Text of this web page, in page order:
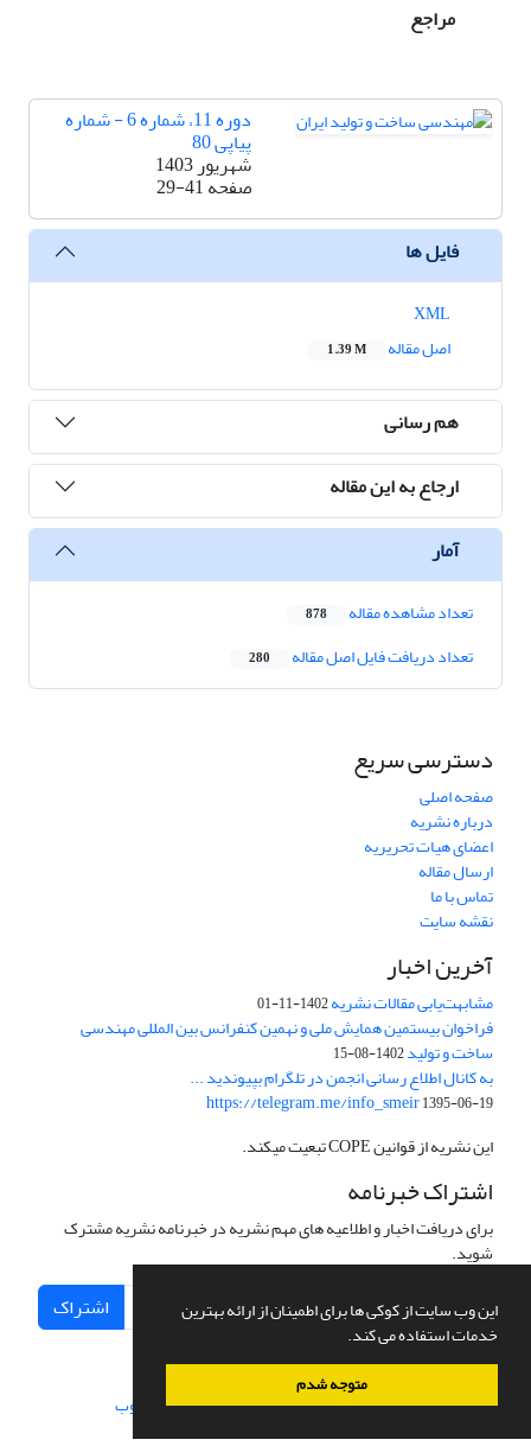
این وب سایت از کوکی ها برای اطمینان از ارائه بهترین
خدمات استفاده می کند.
متوجه شدم
مراجع
دوره 11، شماره 6 - شماره
پیاپی 80
شهریور 1403
صفحه29-41
فایل ها
اصل مقاله
1.39 M
هم رسانی
ارجاع به این مقاله
آمار
تعداد مشاهده مقاله 878
تعداد دریافت فایل اصل مقاله 280
دسترسی سریع
صفحه اصلی
درباره نشریه
اعضای هیات تحریریه
ارسال مقاله
تماس با ما
نقشه سایت
آخرین اخبار
مشابهت‌یابی مقالات نشریه1402-11-01
فراخوان بیستمین همایش ملی و نهمین کنفرانس بین المللی مهندسی
ساخت و تولید1402-08-15
به کانال اطلاع رسانی انجمن در تلگرام بپیوندید ...
https://telegram.me/info_smeir1395-06-19
این نشریه از قوانین COPE تبعیت میکند.
اشتراک خبرنامه
برای دریافت اخبار و اطلاعیه های مهم نشریه در خبرنامه نشریه مشترک
شوید.
اشتراک
سامانه مدیریت نشریات علمی.طراحی و پیاده سازی از سیناوب